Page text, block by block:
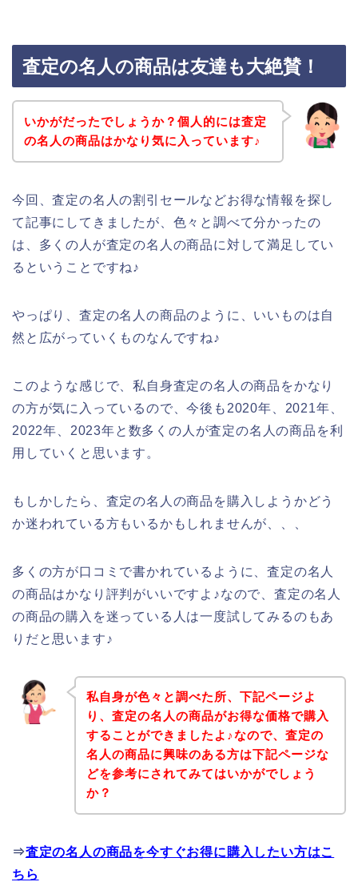
査定の名人の商品は友達も大絶賛！
いかがだったでしょうか？個人的には査定
の名人の商品はかなり気に入っています♪
今回、査定の名人の割引セールなどお得な情報を探し
て記事にしてきましたが、色々と調べて分かったの
は、多くの人が査定の名人の商品に対して満足してい
るということですね♪
やっぱり、査定の名人の商品のように、いいものは自
然と広がっていくものなんですね♪
このような感じで、私自身査定の名人の商品をかなり
の方が気に入っているので、今後も2020年、2021年、
2022年、2023年と数多くの人が査定の名人の商品を利
用していくと思います。
もしかしたら、査定の名人の商品を購入しようかどう
か迷われている方もいるかもしれませんが、、、
多くの方が口コミで書かれているように、査定の名人
の商品はかなり評判がいいですよ♪なので、査定の名人
の商品の購入を迷っている人は一度試してみるのもあ
りだと思います♪
私自身が色々と調べた所、下記ページよ
り、査定の名人の商品がお得な価格で購入
することができましたよ♪なので、査定の
名人の商品に興味のある方は下記ページな
どを参考にされてみてはいかがでしょう
か？
⇒査定の名人の商品を今すぐお得に購入したい方はこ
ちら